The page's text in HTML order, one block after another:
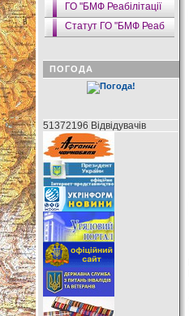
ГО "БМФ Реабілітації
Статут ГО "БМФ Реаб
ПОГОДА
51372196 Відвідувачів